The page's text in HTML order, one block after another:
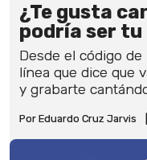
¿Te gusta
podría ser
Desde el código
línea que dice que
y grabarte
Por Eduardo Cruz Jarvis